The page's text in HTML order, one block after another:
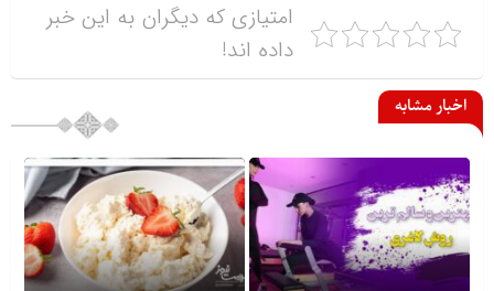
امتیازی که دیگران به این خبر
داده اند!
اخبار مشابه